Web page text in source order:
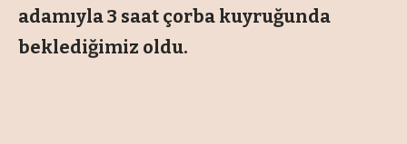
adamıyla 3 saat çorba kuyruğunda
beklediğimiz oldu.